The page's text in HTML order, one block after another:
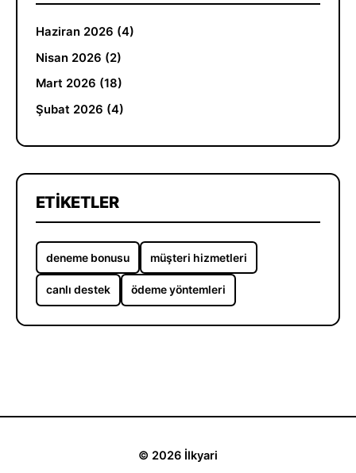
Haziran 2026 (4)
Nisan 2026 (2)
Mart 2026 (18)
Şubat 2026 (4)
ETIKETLER
deneme bonusu müşteri hizmetleri
canlı destek ödeme yöntemleri
© 2026 İlkyari